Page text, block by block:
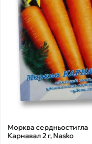
Морква сердньостигла
Карнавал 2 г, Nasko